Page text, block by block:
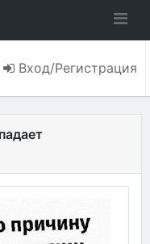
Вход/Регистрация